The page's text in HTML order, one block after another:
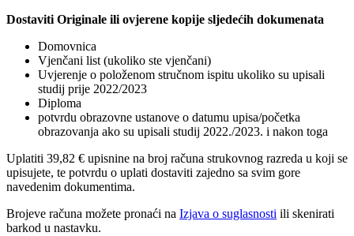
Dostaviti Originale ili ovjerene kopije sljedećih dokumenata
Domovnica
Vjenčani list (ukoliko ste vjenčani)
Uvjerenje o položenom stručnom ispitu ukoliko su upisali
studij prije 2022/2023
Diploma
potvrdu obrazovne ustanove o datumu upisa/početka
obrazovanja ako su upisali studij 2022./2023. i nakon toga
Uplatiti 39,82 € upisnine na broj računa strukovnog razreda u koji se
upisujete, te potvrdu o uplati dostaviti zajedno sa svim gore
navedenim dokumentima.
Brojeve računa možete pronaći na Izjava o suglasnosti ili skenirati
barkod u nastavku.